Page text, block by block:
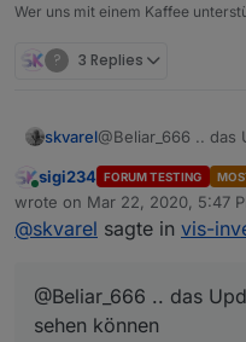
Wer uns mit einem Kaffee
? 3 Replies
skvarel@Beliar_666 ..
Online
sigi234 FORUM TESTING
wrote on Mar 22, 2020, 5:47
last edited by
@skvarel sagte in vis-
@Beliar_666 .. das
sehen können